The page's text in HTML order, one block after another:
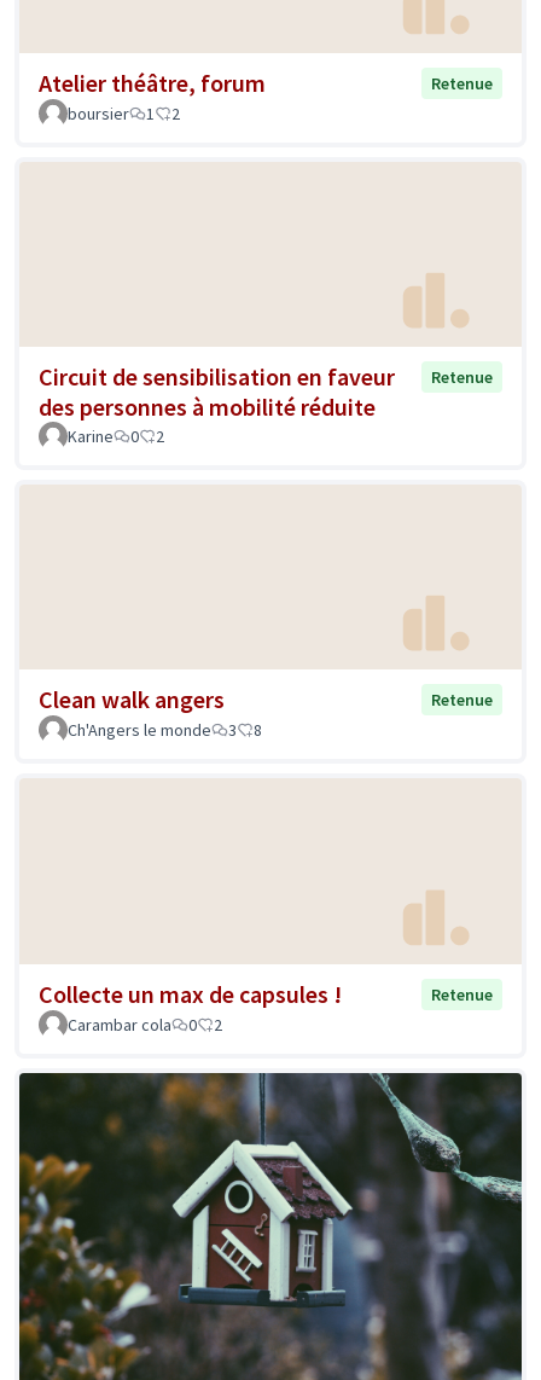
Atelier théâtre, forum
Retenue
boursier
1 2
Circuit de sensibilisation en faveur
des personnes à mobilité réduite
Retenue
Karine 0 2
Clean walk angers
Retenue
Ch'Angers le monde
3 8
Collecte un max de capsules !
Retenue
Carambar cola
0 2